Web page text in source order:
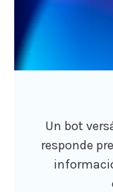
Un bot
responde